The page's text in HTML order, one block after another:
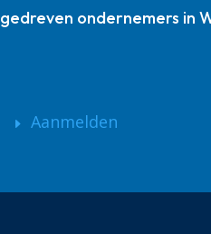
gedreven ondernemers in
Aanmelden